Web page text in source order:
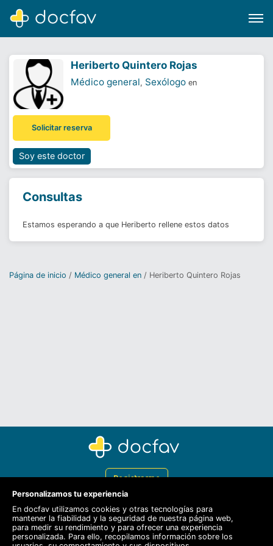
Software para clínicas
¿Eres un doctor?
Heriberto Quintero Rojas
Médico general, Sexólogo en
Solicitar reserva
Soy este doctor
Consultas
Estamos esperando a que Heriberto rellene estos datos
Página de inicio Médico general en Heriberto Quintero Rojas
Registrarme
Docfav
Recursos
Personalizamos tu experiencia
En docfav utilizamos cookies y otras tecnologías para
mantener la fiabilidad y la seguridad de nuestra página web,
para medir su rendimiento y para ofrecer una experiencia
personalizada. Para ello, recopilamos información sobre los